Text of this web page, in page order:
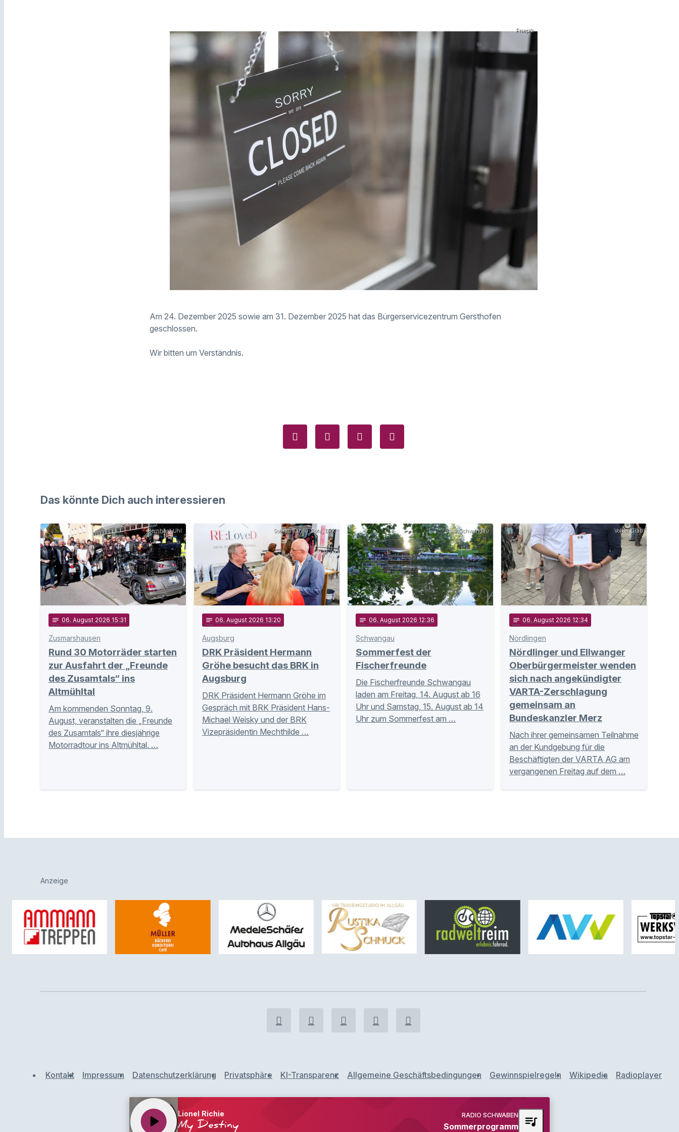
Freepik
Am 24. Dezember 2025 sowie am 31. Dezember 2025 hat das Bürgerservicezentrum Gersthofen
geschlossen.
Wir bitten um Verständnis.
Das könnte Dich auch interessieren
Bernhard Uhl
notes 06. August 2026 15:31
Zusmarshausen
Rund 30 Motorräder starten
zur Ausfahrt der „Freunde
des Zusamtals“ ins
Altmühltal
Am kommenden Sonntag, 9.
August, veranstalten die „Freunde
des Zusamtals“ ihre diesjährige
Motorradtour ins Altmühltal. …
Sohrab Taheri-Sohi, BRK
notes 06. August 2026 13:20
Augsburg
DRK Präsident Hermann
Gröhe besucht das BRK in
Augsburg
DRK Präsident Hermann Gröhe im
Gespräch mit BRK Präsident Hans-
Michael Weisky und der BRK
Vizepräsidentin Mechthilde …
Stadt Schwangau
notes 06. August 2026 12:36
Schwangau
Sommerfest der
Fischerfreunde
Die Fischerfreunde Schwangau
laden am Freitag, 14. August ab 16
Uhr und Samstag, 15. August ab 14
Uhr zum Sommerfest am …
Volker Grab
notes 06. August 2026 12:34
Nördlingen
Nördlinger und Ellwanger
Oberbürgermeister wenden
sich nach angekündigter
VARTA-Zerschlagung
gemeinsam an
Bundeskanzler Merz
Nach ihrer gemeinsamen Teilnahme
an der Kundgebung für die
Beschäftigten der VARTA AG am
vergangenen Freitag auf dem …
Anzeige
Kontakt Impressum Datenschutzerklärung Privatsphäre KI-Transparenz Allgemeine Geschäftsbedingungen Gewinnspielregeln Wikipedia Radioplayer
Lionel Richie
My Destiny
play_arrow Sommerprogramm
RADIO SCHWABEN queue_music